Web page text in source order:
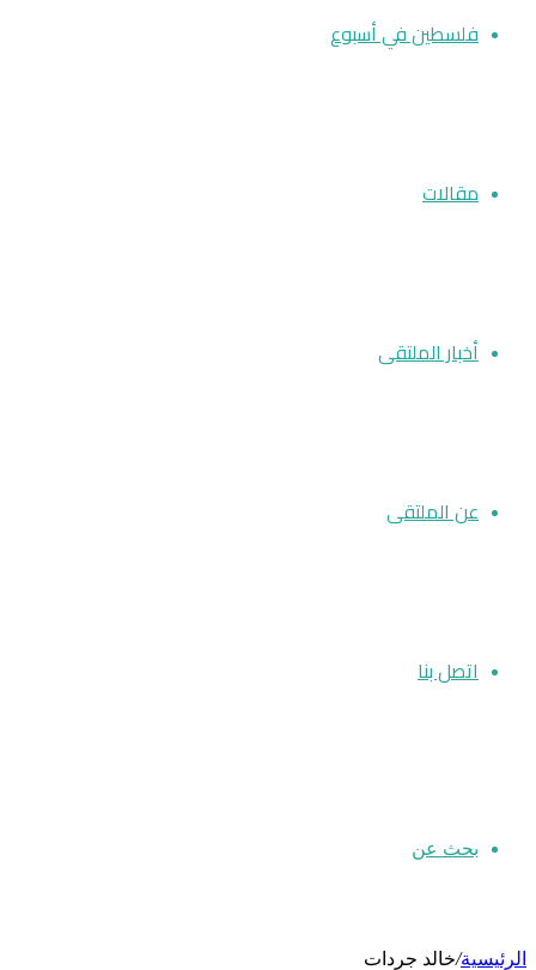
فلسطين في أسبوع
مقالات
أخبار الملتقى
عن الملتقى
اتصل بنا
بحث عن
الرئيسية/خالد جردات